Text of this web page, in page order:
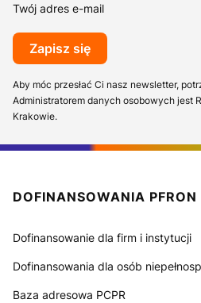
Twój adres e-mail
Zapisz się
Aby móc przesłać Ci nasz newsletter,
Administratorem danych osobowych jest
Krakowie.
Linki w stopce
DOFINANSOWANIA PFRON
Dofinansowanie dla firm i instytucji
Dofinansowania dla osób
Baza adresowa PCPR